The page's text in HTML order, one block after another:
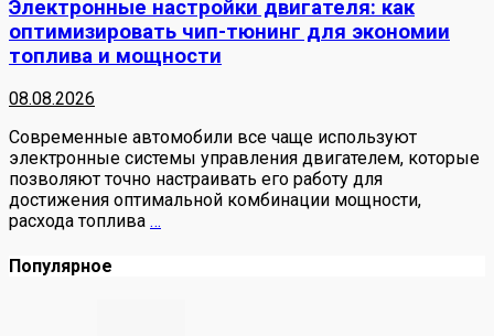
Электронные настройки двигателя: как
оптимизировать чип-тюнинг для экономии
топлива и мощности
08.08.2026
Современные автомобили все чаще используют
электронные системы управления двигателем, которые
позволяют точно настраивать его работу для
достижения оптимальной комбинации мощности,
расхода топлива …
Популярное